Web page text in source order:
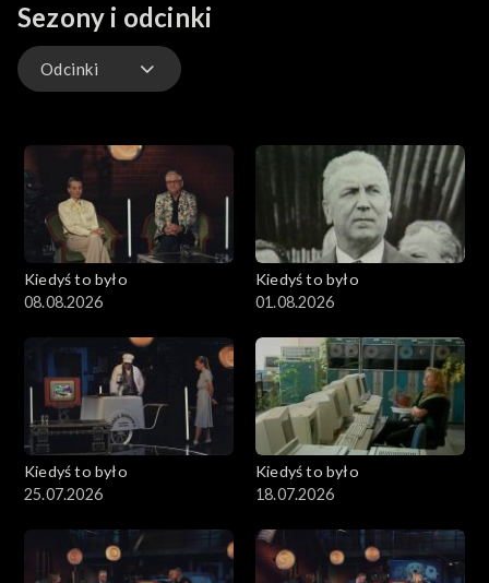
Sezony i odcinki
Odcinki
Odcinki
Kiedyś to było
08.08.2026
Kiedyś to było
01.08.2026
Kiedyś to było
25.07.2026
Kiedyś to było
18.07.2026